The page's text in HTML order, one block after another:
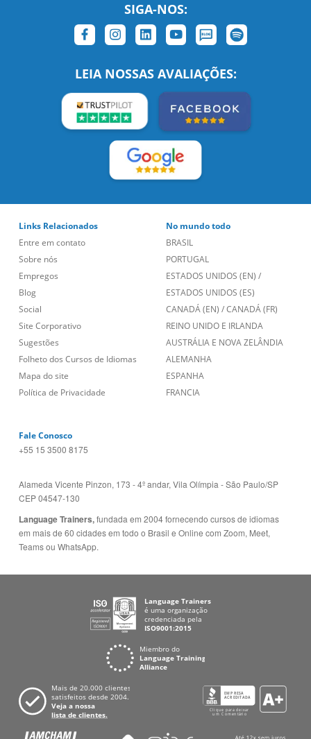
SIGA-NOS:
LEIA NOSSAS AVALIAÇÕES:
Links Relacionados
Entre em contato
Sobre nós
Empregos
Blog
Social
Site Corporativo
Sugestões
Folheto dos Cursos de Idiomas
Mapa do site
Política de Privacidade
No mundo todo
BRASIL
PORTUGAL
ESTADOS UNIDOS (EN) /
ESTADOS UNIDOS (ES)
CANADÁ (EN) /CANADÁ (FR)
REINO UNIDO E IRLANDA
AUSTRÁLIA E NOVA ZELÂNDIA
ALEMANHA
ESPANHA
FRANCIA
Fale Conosco
+55 15 3500 8175
Alameda Vicente Pinzon, 173 - 4º andar, Vila Olímpia - São Paulo/SP
CEP 04547-130
Language Trainers,fundada em 2004 fornecendo cursos de idiomas
em mais de 60 cidades em todo o Brasil e Online com Zoom, Meet,
Teams ou WhatsApp.